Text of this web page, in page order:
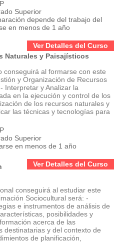
Superior
depende del trabajo del
en menos de 1 año
Ver Detalles del Curso
Naturales y Paisajísticos
conseguirá al formarse con este
y Organización de Recursos
Interpretar y Analizar la
en la ejecución y control de los
de los recursos naturales y
las técnicas y tecnologías para
Superior
en menos de 1 año
Ver Detalles del Curso
conseguirá al estudiar este
Sociocultural será: -
e instrumentos de análisis de
posibilidades y
acerca de las
destinatarias y del contexto de
de planificación,